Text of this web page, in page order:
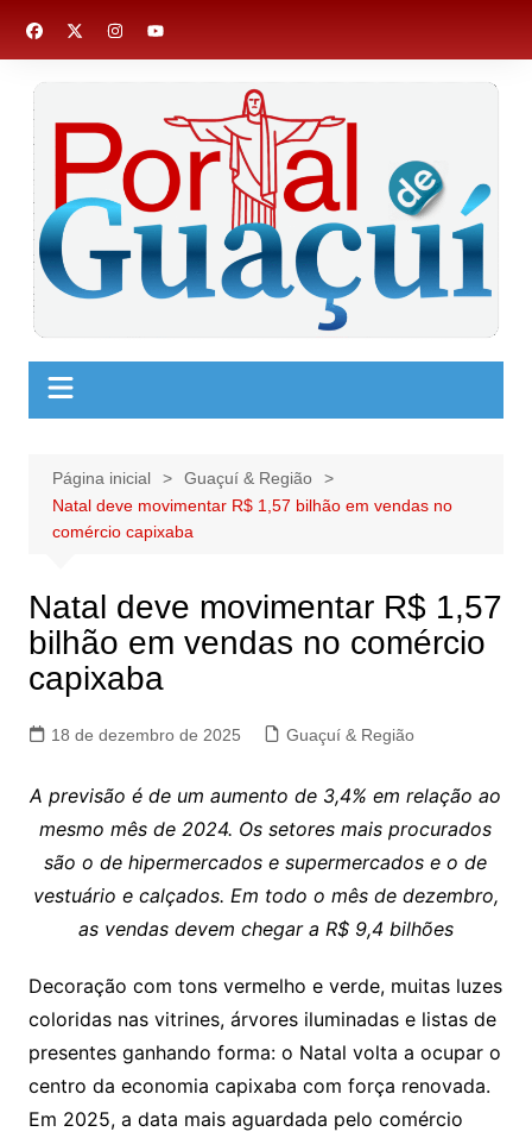
para
Página inicial
Guaçuí & Região
Natal deve movimentar R$ 1,57 bilhão em vendas no
comércio capixaba
Natal deve movimentar R$ 1,57
bilhão em vendas no comércio
capixaba
18 de dezembro de 2025 Guaçuí & Região
A previsão é de um aumento de 3,4% em relação ao
mesmo mês de 2024. Os setores mais procurados
são o de hipermercados e supermercados e o de
vestuário e calçados. Em todo o mês de dezembro,
as vendas devem chegar a R$ 9,4 bilhões
Decoração com tons vermelho e verde, muitas luzes
coloridas nas vitrines, árvores iluminadas e listas de
presentes ganhando forma: o Natal volta a ocupar o
centro da economia capixaba com força renovada.
Em 2025, a data mais aguardada pelo comércio